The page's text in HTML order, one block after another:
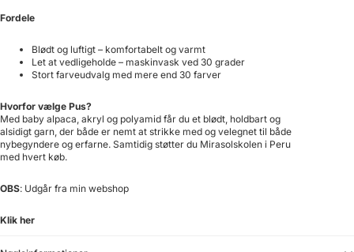
Fordele
Blødt og luftigt – komfortabelt og varmt
Let at vedligeholde – maskinvask ved 30 grader
Stort farveudvalg med mere end 30 farver
Hvorfor vælge Pus?
Med baby alpaca, akryl og polyamid får du et blødt, holdbart og
alsidigt garn, der både er nemt at strikke med og velegnet til både
nybegyndere og erfarne. Samtidig støtter du Mirasolskolen i Peru
med hvert køb.
OBS: Udgår fra min webshop
Klik her